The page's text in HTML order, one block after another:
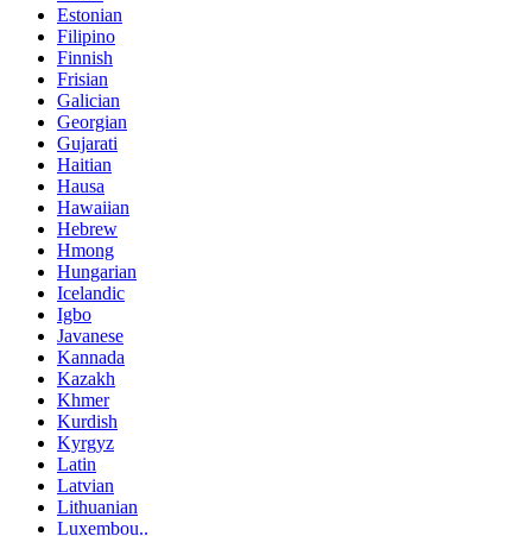
Estonian
Filipino
Finnish
Frisian
Galician
Georgian
Gujarati
Haitian
Hausa
Hawaiian
Hebrew
Hmong
Hungarian
Icelandic
Igbo
Javanese
Kannada
Kazakh
Khmer
Kurdish
Kyrgyz
Latin
Latvian
Lithuanian
Luxembou..